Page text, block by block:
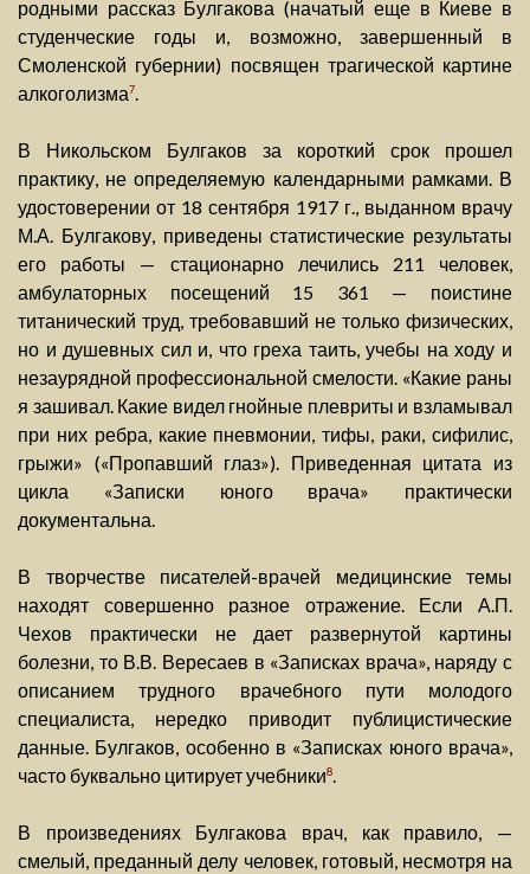
родными рассказ Булгакова (начатый еще в Киеве в
студенческие годы и, возможно, завершенный в
Смоленской губернии) посвящен трагической картине
алкоголизма7.
В Никольском Булгаков за короткий срок прошел
практику, не определяемую календарными рамками. В
удостоверении от 18 сентября 1917 г., выданном врачу
М.А. Булгакову, приведены статистические результаты
его работы — стационарно лечились 211 человек,
амбулаторных посещений 15 361 — поистине
титанический труд, требовавший не только физических,
но и душевных сил и, что греха таить, учебы на ходу и
незаурядной профессиональной смелости. «Какие раны
я зашивал. Какие видел гнойные плевриты и взламывал
при них ребра, какие пневмонии, тифы, раки, сифилис,
грыжи» («Пропавший глаз»). Приведенная цитата из
цикла «Записки юного врача» практически
документальна.
В творчестве писателей-врачей медицинские темы
находят совершенно разное отражение. Если А.П.
Чехов практически не дает развернутой картины
болезни, то В.В. Вересаев в «Записках врача», наряду с
описанием трудного врачебного пути молодого
специалиста, нередко приводит публицистические
данные. Булгаков, особенно в «Записках юного врача»,
часто буквально цитирует учебники8.
В произведениях Булгакова врач, как правило, —
смелый, преданный делу человек, готовый, несмотря на